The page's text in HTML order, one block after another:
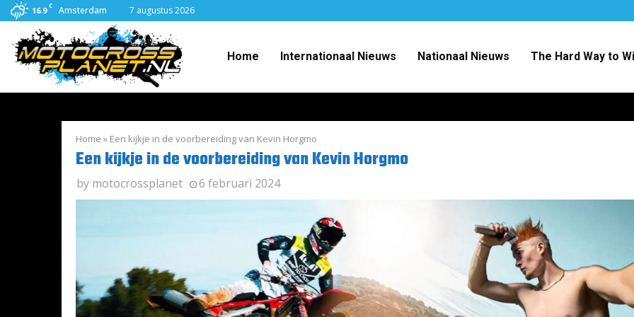
16.9 C Amsterdam 7 augustus 2026
Home Internationaal Nieuws Nationaal Nieuws The Hard Way to
Home » Een kijkje in de voorbereiding van Kevin Horgmo
Een kijkje in de voorbereiding van Kevin Horgmo
by motocrossplanet 6 februari 2024